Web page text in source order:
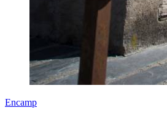
Encamp